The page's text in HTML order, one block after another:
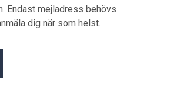
Endast mejladress behövs
dig när som helst.